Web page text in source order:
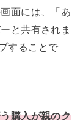
面には、「あ
と共有されま
することで
購入が親のク